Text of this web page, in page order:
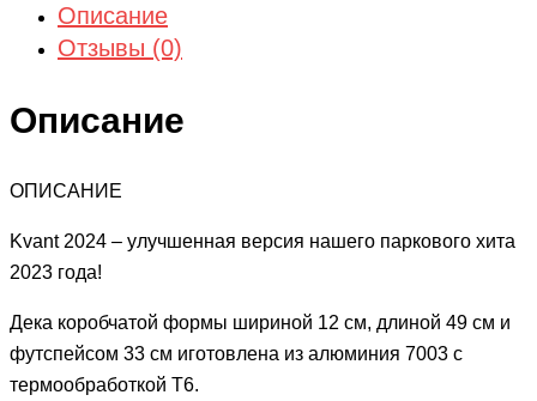
Описание
Отзывы (0)
Описание
ОПИСАНИЕ
Kvant 2024 – улучшенная версия нашего паркового хита
2023 года!
Дека коробчатой формы шириной 12 см, длиной 49 см и
футспейсом 33 см иготовлена из алюминия 7003 с
термообработкой Т6.